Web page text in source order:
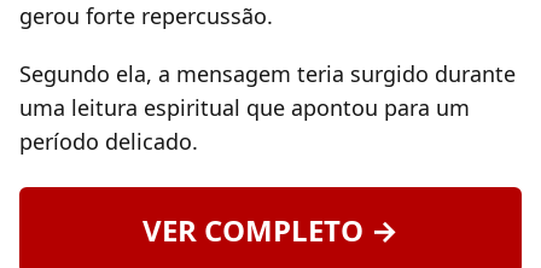
gerou forte repercussão.
Segundo ela, a mensagem teria surgido durante
uma leitura espiritual que apontou para um
período delicado.
VER COMPLETO →